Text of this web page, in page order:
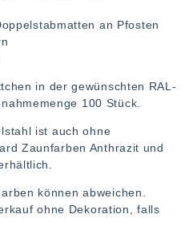
an Pfosten
in der gewünschten RAL-
100 Stück.
ist auch ohne
Zaunfarben Anthrazit und
können abweichen.
ohne Dekoration, falls